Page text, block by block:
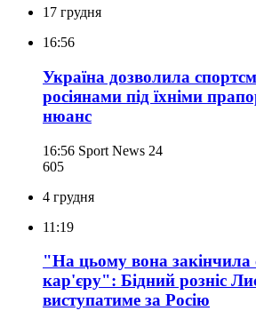
17 грудня
16:56
Україна дозволила
росіянами під їхніми
нюанс
16:56 Sport News 24
605
4 грудня
11:19
"На цьому вона закінчила
кар'єру": Бідний розніс
виступатиме за Росію